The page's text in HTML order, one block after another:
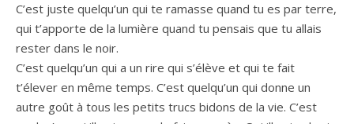
C’est juste quelqu’un qui te ramasse quand tu es par terre,
qui t’apporte de la lumière quand tu pensais que tu allais
rester dans le noir.
C’est quelqu’un qui a un rire qui s’élève et qui te fait
t’élever en même temps. C’est quelqu’un qui donne un
autre goût à tous les petits trucs bidons de la vie. C’est